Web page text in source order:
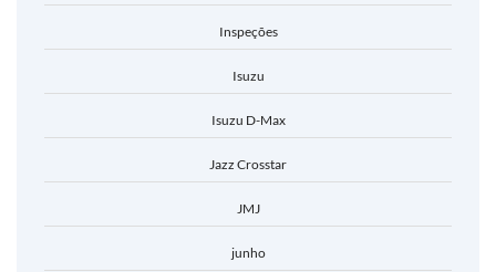
Inspeções
Isuzu
Isuzu D-Max
Jazz Crosstar
JMJ
junho